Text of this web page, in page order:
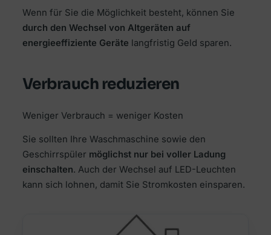
Wenn für Sie die Möglichkeit besteht, können Sie
durch den Wechsel von Altgeräten auf
energieeffiziente Geräte langfristig Geld sparen.
Verbrauch reduzieren
Weniger Verbrauch = weniger Kosten
Sie sollten Ihre Waschmaschine sowie den
Geschirrspüler möglichst nur bei voller Ladung
einschalten. Auch der Wechsel auf LED-Leuchten
kann sich lohnen, damit Sie Stromkosten einsparen.